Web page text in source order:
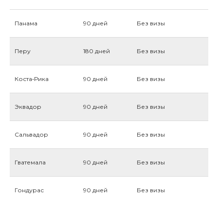
Панама 90 дней Без визы
Перу 180 дней Без визы
Коста‑Рика 90 дней Без визы
Эквадор 90 дней Без визы
Сальвадор 90 дней Без визы
Гватемала 90 дней Без визы
Гондурас 90 дней Без визы